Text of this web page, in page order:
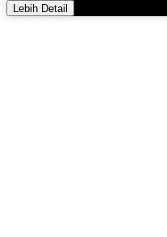
Lebih Detail